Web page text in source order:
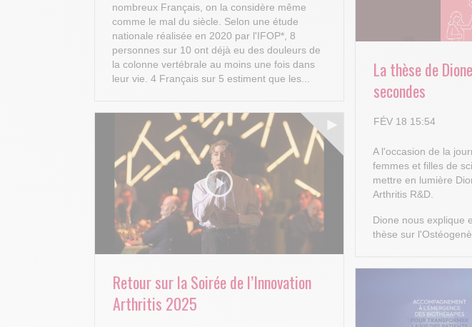
nombreux Français, on la considère même
comme le mal du siècle. Selon une étude
nationale réalisée en 2020 par l'IFOP*, 8
personnes sur 10 ont déjà eu des douleurs de
la colonne vertébrale au moins une fois dans
leur vie. 4 Français sur 5 estiment que les...
La thèse de
secondes
FÉV 18 15:54
A l'occasion de la
femmes et filles de
mettre en lumière
Arthritis R&D.
Dione nous explique
thèse sur
Retour sur la Soirée de l’Innovation
Arthritis 2025